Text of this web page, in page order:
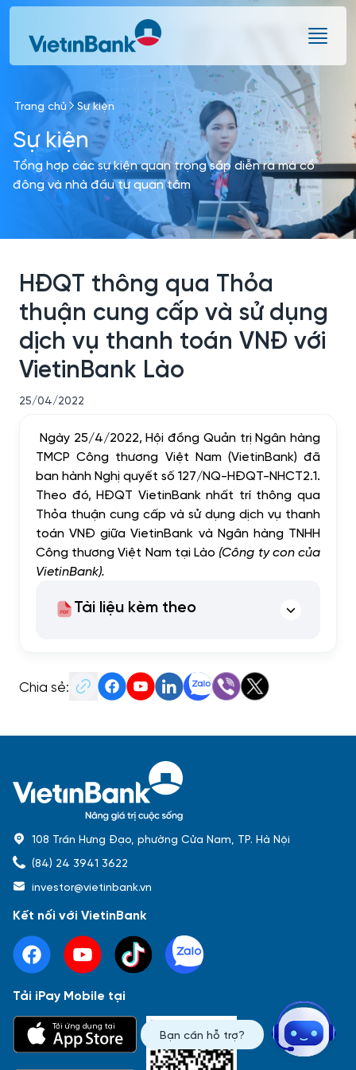
Skip to Main Content
Báo cáo tài chính Thông tin giao dịch
Sự kiện
Trang chủ Sự kiện
Sự kiện
Tổng hợp các sự kiện quan trọng sắp diễn ra mà cổ
đông và nhà đầu tư quan tâm
HĐQT thông qua Thỏa
thuận cung cấp và sử dụng
dịch vụ thanh toán VNĐ với
VietinBank Lào
25/04/2022
Ngày 25/4/2022, Hội đồng Quản trị Ngân hàng
TMCP Công thương Việt Nam (VietinBank) đã
ban hành Nghị quyết số 127/NQ-HĐQT-NHCT2.1.
Theo đó, HĐQT VietinBank nhất trí thông qua
Thỏa thuận cung cấp và sử dụng dịch vụ thanh
toán VNĐ giữa VietinBank và Ngân hàng TNHH
Công thương Việt Nam tại Lào (Công ty con của
VietinBank).
Tài liệu kèm theo
Chia sẻ:
Bạn cần hỗ trợ?
108 Trần Hưng Đạo, phường Cửa Nam, TP. Hà Nội
(84) 24 3941 3622
investor@vietinbank.vn
Kết nối với VietinBank
Tải iPay Mobile tại
Tải ứng dụng tại